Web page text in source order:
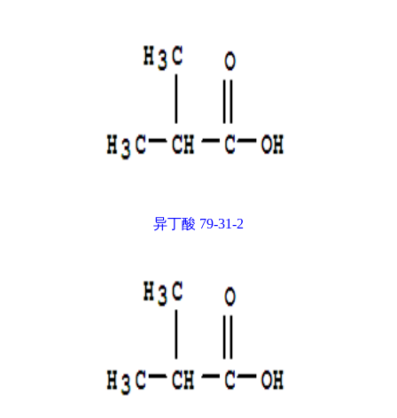
异丁酸 79-31-2